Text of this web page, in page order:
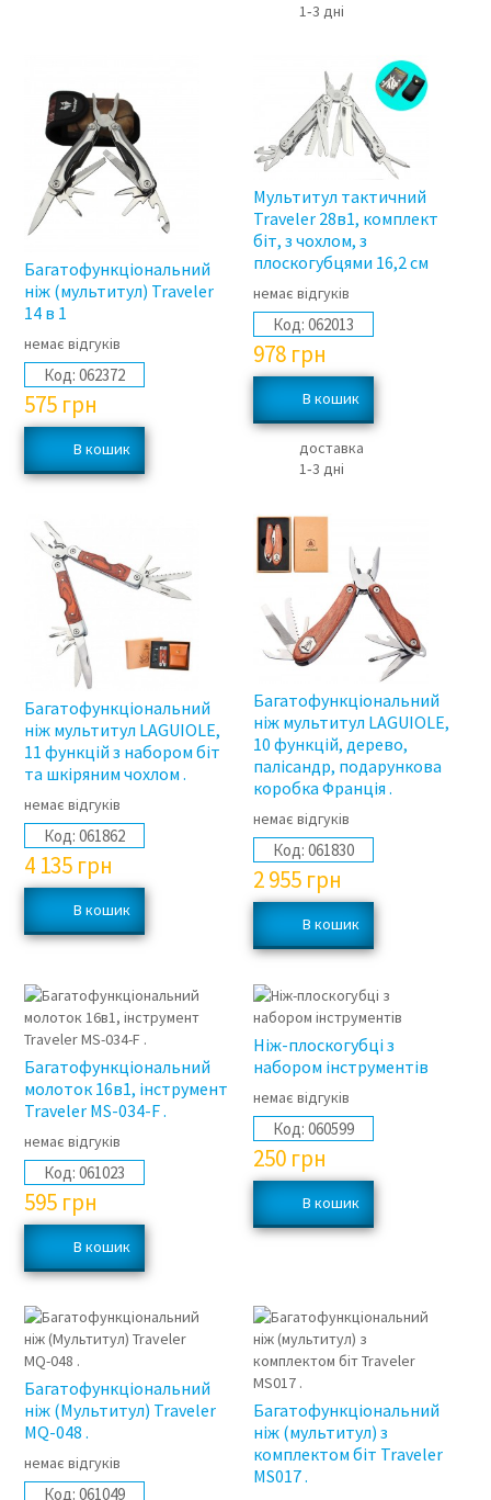
1‑3 дні
Багатофункціональний
ніж (мультитул) Traveler
14 в 1
немає відгуків
Код: 062372
575 грн
Мультитул тактичний
Traveler 28в1, комплект
біт, з чохлом, з
плоскогубцями 16,2 см
немає відгуків
Код: 062013
978 грн
доставка
1‑3 дні
Багатофункціональний
ніж мультитул LAGUIOLE,
11 функцій з набором біт
та шкіряним чохлом .
немає відгуків
Код: 061862
4 135 грн
Багатофункціональний
ніж мультитул LAGUIOLE,
10 функцій, дерево,
палісандр, подарункова
коробка Франція .
немає відгуків
Код: 061830
2 955 грн
Багатофункціональний
молоток 16в1, інструмент
Traveler MS-034-F .
немає відгуків
Код: 061023
595 грн
Ніж-плоскогубці з
набором інструментів
немає відгуків
Код: 060599
250 грн
Багатофункціональний
ніж (Мультитул) Traveler
MQ-048 .
немає відгуків
Код: 061049
Багатофункціональний
ніж (мультитул) з
комплектом біт Traveler
MS017 .